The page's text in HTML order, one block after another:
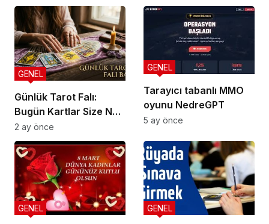
Camel ve Tüm Sigara
Markalarının Zamlı
Fiyat Listesi
Günlük Tarot Falı:
Bugün Kartlar Size Ne
Söylüyor?
GENEL
2 ay önce
Tarayıcı tabanlı MMO
oyunu NedreGPT
GENEL
5 ay önce
GENEL GENEL